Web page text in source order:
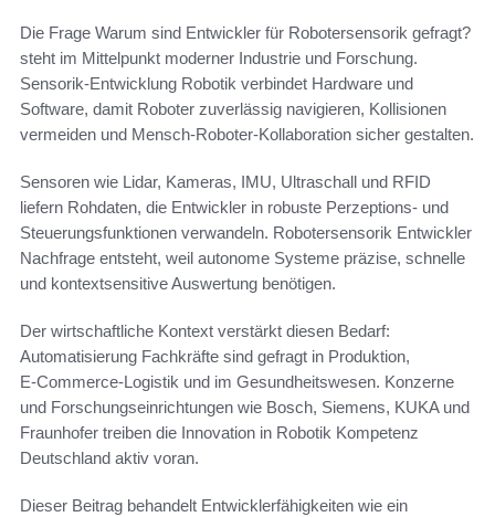
Die Frage Warum sind Entwickler für Robotersensorik gefragt?
steht im Mittelpunkt moderner Industrie und Forschung.
Sensorik-Entwicklung Robotik verbindet Hardware und
Software, damit Roboter zuverlässig navigieren, Kollisionen
vermeiden und Mensch-Roboter-Kollaboration sicher gestalten.
Sensoren wie Lidar, Kameras, IMU, Ultraschall und RFID
liefern Rohdaten, die Entwickler in robuste Perzeptions- und
Steuerungsfunktionen verwandeln. Robotersensorik Entwickler
Nachfrage entsteht, weil autonome Systeme präzise, schnelle
und kontextsensitive Auswertung benötigen.
Der wirtschaftliche Kontext verstärkt diesen Bedarf:
Automatisierung Fachkräfte sind gefragt in Produktion,
E‑Commerce-Logistik und im Gesundheitswesen. Konzerne
und Forschungseinrichtungen wie Bosch, Siemens, KUKA und
Fraunhofer treiben die Innovation in Robotik Kompetenz
Deutschland aktiv voran.
Dieser Beitrag behandelt Entwicklerfähigkeiten wie ein